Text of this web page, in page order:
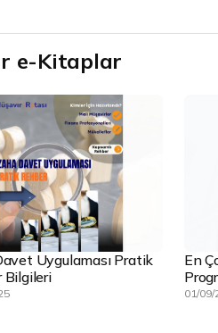
e-Kitaplar
Uygulaması Pratik
Bilgileri
En
01/09/